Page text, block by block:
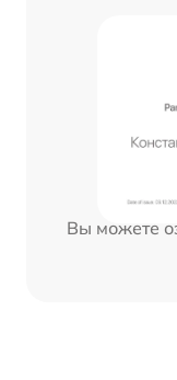
Вы можете